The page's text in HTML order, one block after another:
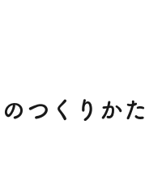
つくりかた